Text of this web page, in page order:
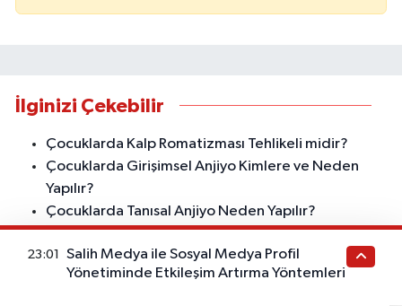
İlginizi Çekebilir
Çocuklarda Kalp Romatizması Tehlikeli midir?
Çocuklarda Girişimsel Anjiyo Kimlere ve Neden
Yapılır?
Çocuklarda Tanısal Anjiyo Neden Yapılır?
Çocuklarda Siyanozla Seyretmeyen Kalp
Hastalıkları
Çocuklarda Göğüs Ağrısı
23:01
Salih Medya ile Sosyal Medya Profil
Yönetiminde Etkileşim Artırma Yöntemleri